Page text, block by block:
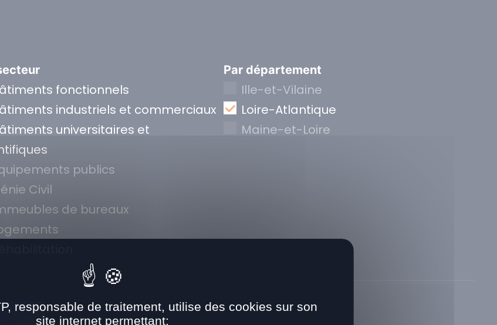
fonctionnels
industriels et commerciaux
universitaires et
publics
Civil
de bureaux
Par département
Ille-et-Vilaine
Loire-Atlantique
Maine-et-Loire
responsable de traitement, utilise des cookies sur son
site internet permettant: